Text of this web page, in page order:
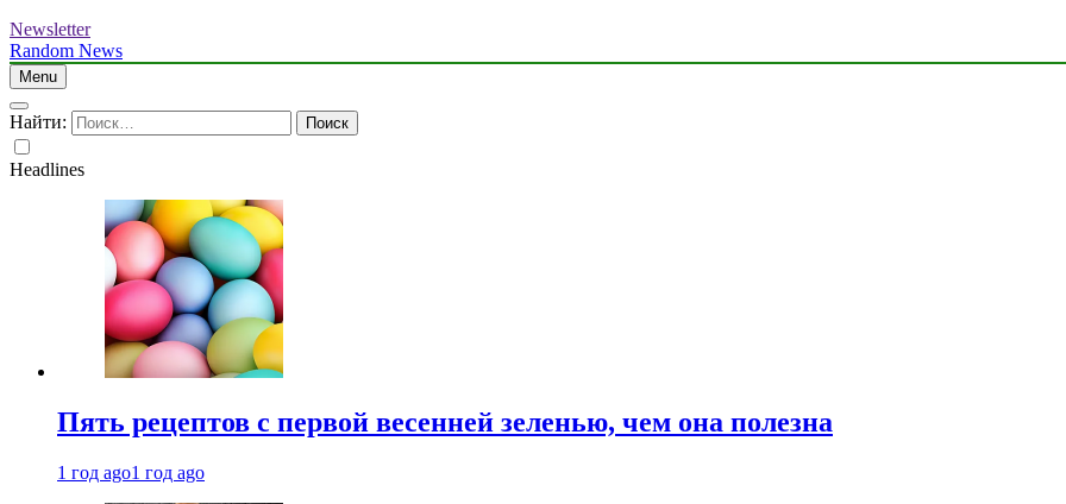
Newsletter
Random News
Menu
Найти:
Headlines
Пять рецептов с первой весенней зеленью, чем она полезна
1 год ago1 год ago